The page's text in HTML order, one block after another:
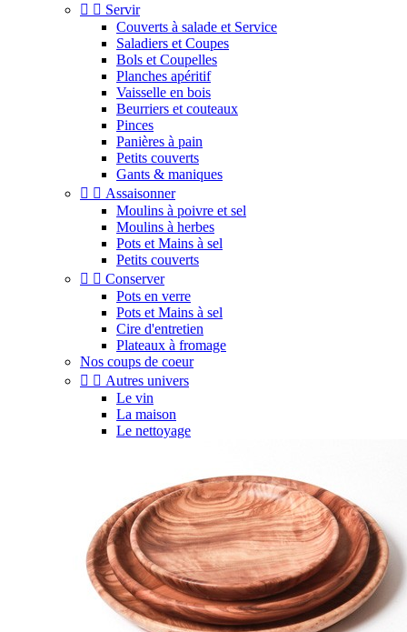
  Servir
Couverts à salade et Service
Saladiers et Coupes
Bols et Coupelles
Planches apéritif
Vaisselle en bois
Beurriers et couteaux
Pinces
Panières à pain
Petits couverts
Gants & maniques
  Assaisonner
Moulins à poivre et sel
Moulins à herbes
Pots et Mains à sel
Petits couverts
  Conserver
Pots en verre
Pots et Mains à sel
Cire d'entretien
Plateaux à fromage
Nos coups de coeur
  Autres univers
Le vin
La maison
Le nettoyage